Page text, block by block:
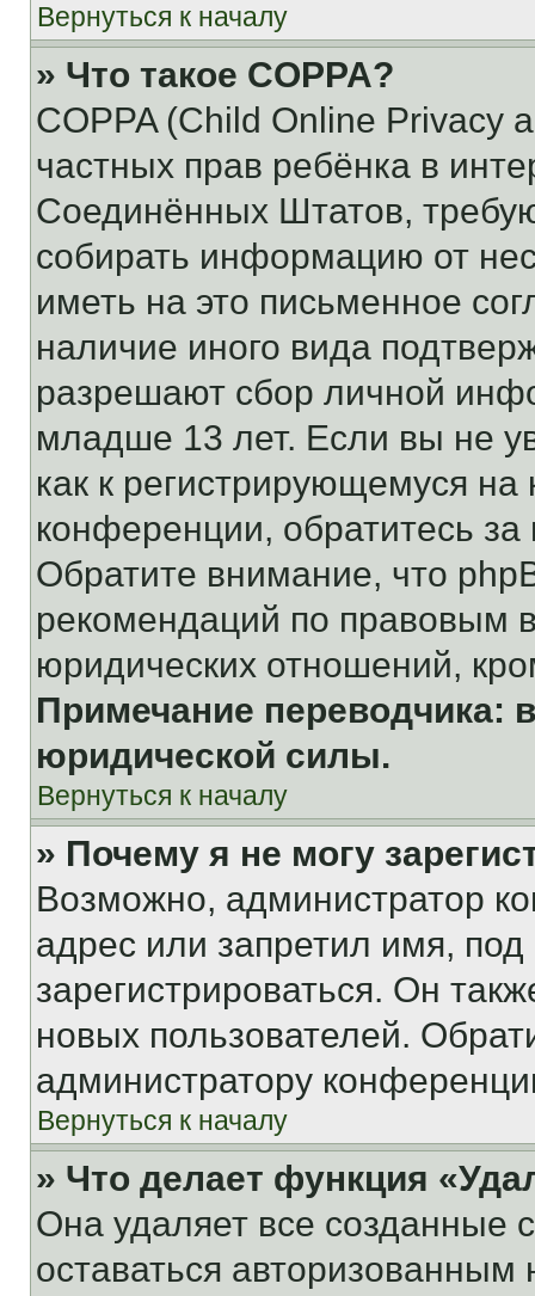
Вернуться к началу
» Что такое COPPA?
COPPA (Child Online Privacy
частных прав ребёнка в
Соединённых Штатов,
собирать информацию от
иметь на это письменное
наличие иного вида
разрешают сбор личной
младше 13 лет. Если вы не
как к регистрирующемуся
конференции, обратитесь
Обратите внимание, что
рекомендаций по правовым
юридических отношений,
Примечание переводчика:
юридической силы.
Вернуться к началу
» Почему я не могу
Возможно, администратор
адрес или запретил имя,
зарегистрироваться. Он
новых пользователей.
администратору
Вернуться к началу
» Что делает функция
Она удаляет все созданные
оставаться